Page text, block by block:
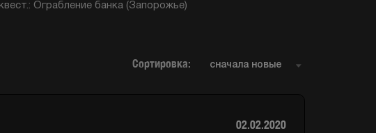
Ограбление банка (Запорожье)
Сортировка:
02.02.2020